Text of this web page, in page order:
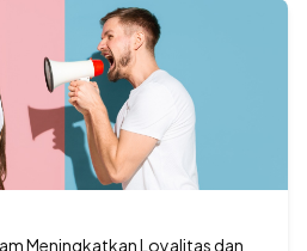
Meningkatkan Loyalitas dan